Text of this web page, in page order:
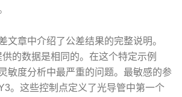
文章中介绍了公差结果的完整说明。
的数据是相同的。在这个特定示例
敏度分析中最严重的问题。最敏感的参
。这些控制点定义了光导管中第一个